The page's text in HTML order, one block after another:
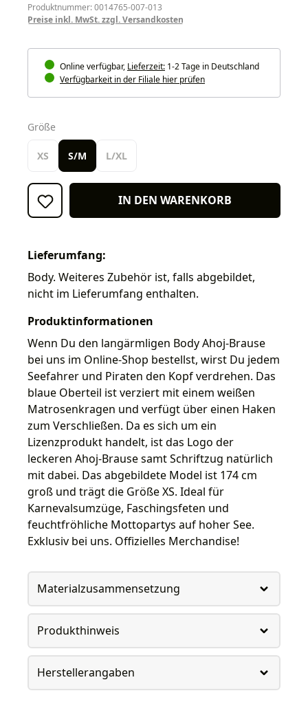
Produktnummer: 0014765-007-013
Preise inkl. MwSt. zzgl. Versandkosten
Online verfügbar, Lieferzeit: 1-2 Tage in Deutschland
Verfügbarkeit in der Filiale hier prüfen
Größe
XS S/M L/XL
IN DEN WARENKORB
Lieferumfang:
Body. Weiteres Zubehör ist, falls abgebildet,
nicht im Lieferumfang enthalten.
Produktinformationen
Wenn Du den langärmligen Body Ahoj-Brause
bei uns im Online-Shop bestellst, wirst Du jedem
Seefahrer und Piraten den Kopf verdrehen. Das
blaue Oberteil ist verziert mit einem weißen
Matrosenkragen und verfügt über einen Haken
zum Verschließen. Da es sich um ein
Lizenzprodukt handelt, ist das Logo der
leckeren Ahoj-Brause samt Schriftzug natürlich
mit dabei. Das abgebildete Model ist 174 cm
groß und trägt die Größe XS. Ideal für
Karnevalsumzüge, Faschingsfeten und
feuchtfröhliche Mottopartys auf hoher See.
Exklusiv bei uns. Offizielles Merchandise!
Materialzusammensetzung
Produkthinweis
Herstellerangaben